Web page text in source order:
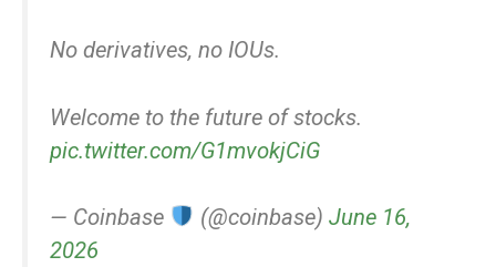
No derivatives, no IOUs.
Welcome to the future of stocks.
pic.twitter.com/G1mvokjCiG
— Coinbase (@coinbase)June 16,
2026